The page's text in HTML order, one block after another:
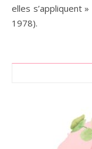
elles s’appliquent
1978).